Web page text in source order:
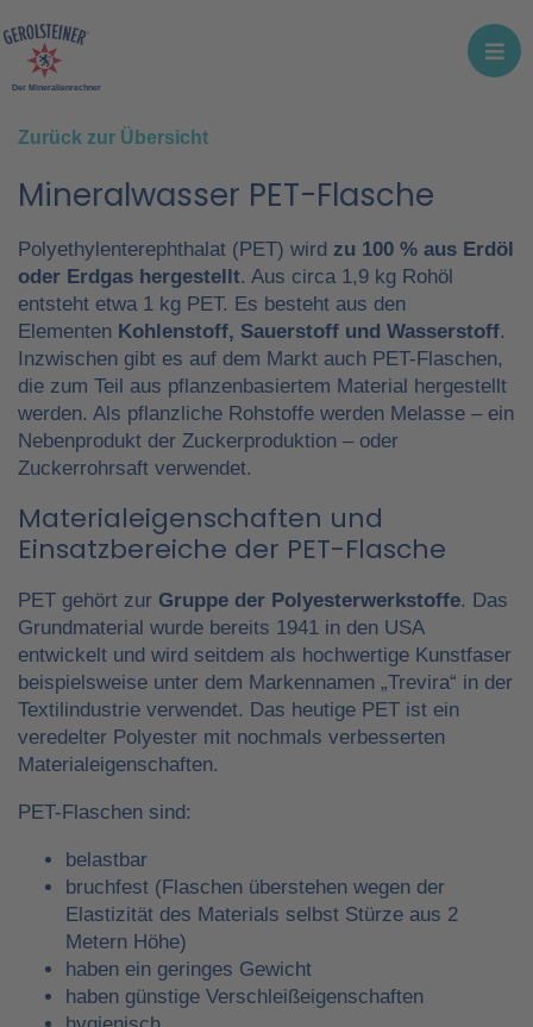
Der Mineralienrechner
Zurück zur Übersicht
Mineralwasser PET-Flasche
Polyethylenterephthalat (PET) wird zu 100 % aus Erdöl
oder Erdgas hergestellt. Aus circa 1,9 kg Rohöl
entsteht etwa 1 kg PET. Es besteht aus den
Elementen Kohlenstoff, Sauerstoff und Wasserstoff.
Inzwischen gibt es auf dem Markt auch PET-Flaschen,
die zum Teil aus pflanzenbasiertem Material hergestellt
werden. Als pflanzliche Rohstoffe werden Melasse – ein
Nebenprodukt der Zuckerproduktion – oder
Zuckerrohrsaft verwendet.
Materialeigenschaften und
Einsatzbereiche der PET-Flasche
PET gehört zur Gruppe der Polyesterwerkstoffe. Das
Grundmaterial wurde bereits 1941 in den USA
entwickelt und wird seitdem als hochwertige Kunstfaser
beispielsweise unter dem Markennamen „Trevira“ in der
Textilindustrie verwendet. Das heutige PET ist ein
veredelter Polyester mit nochmals verbesserten
Materialeigenschaften.
PET-Flaschen sind:
belastbar
bruchfest (Flaschen überstehen wegen der
Elastizität des Materials selbst Stürze aus 2
Metern Höhe)
haben ein geringes Gewicht
haben günstige Verschleißeigenschaften